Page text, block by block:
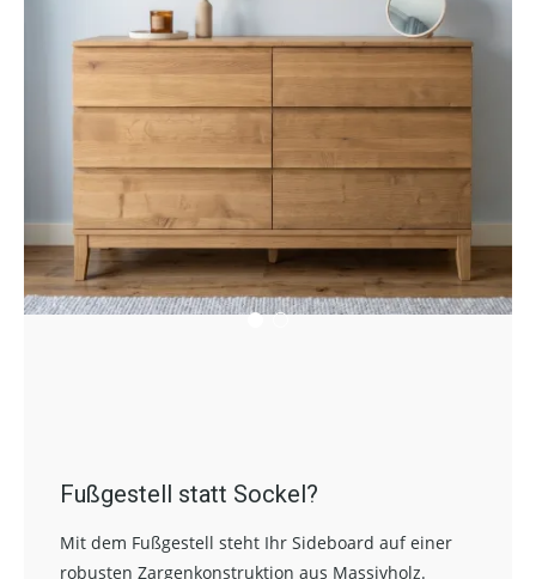
Fußgestell statt Sockel?
Mit dem Fußgestell steht Ihr Sideboard auf einer
robusten Zargenkonstruktion aus Massivholz.